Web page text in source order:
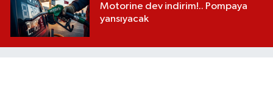
Motorine dev indirim!.. Pompaya
yansıyacak